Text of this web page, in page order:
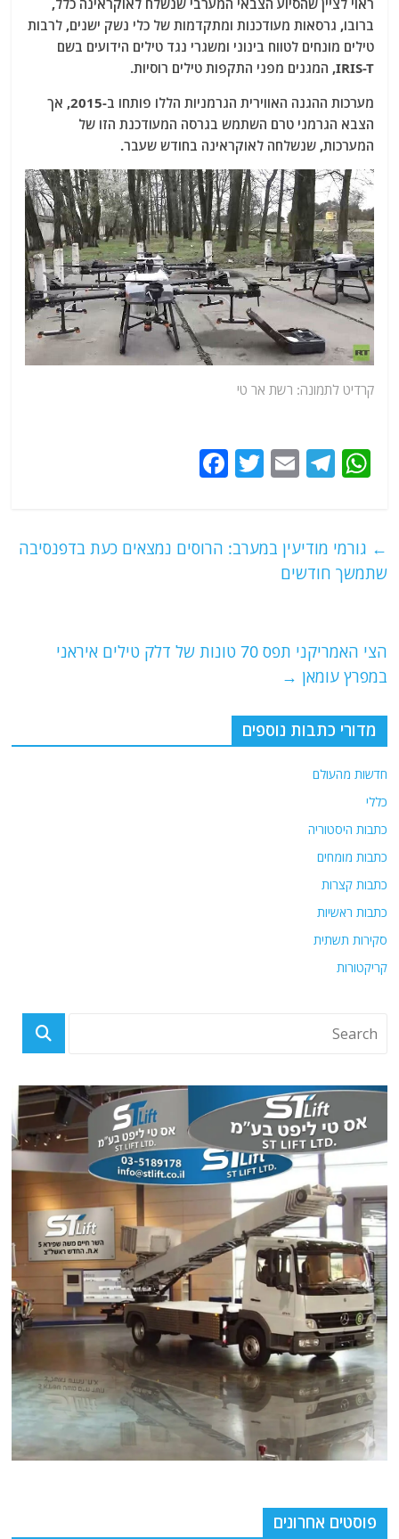
ראוי לציין שהסיוע הצבאי המערבי שנשלח לאוקראינה כלל,
ברובו, גרסאות מעודכנות ומתקדמות של כלי נשק ישנים, לרבות
טילים מונחים לטווח בינוני ומשגרי נגד טילים הידועים בשם
IRIS-T, המגנים מפני התקפות טילים רוסיות.
מערכות ההגנה האווירית הגרמניות הללו פותחו ב-2015, אך
הצבא הגרמני טרם השתמש בגרסה המעודכנת הזו של
המערכות, שנשלחה לאוקראינה בחודש שעבר.
קרדיט לתמונה: רשת אר טי
W
s
A
T
g
ra
E
l
T
er
e
k
← גורמי מודיעין במערב: הרוסים נמצאים כעת בדפנסיבה
שתמשך חודשים
הצי האמריקני תפס 70 טונות של דלק טילים איראני
במפרץ עומאן →
מדורי כתבות נוספים
חדשות מהעולם
כללי
כתבות היסטוריה
כתבות מומחים
כתבות קצרות
כתבות ראשיות
סקירות תשתית
קריקטורות
פוסטים אחרונים